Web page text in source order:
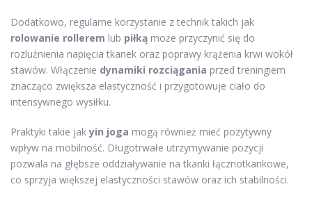
Dodatkowo, regularne korzystanie z technik takich jak
rolowanie rollerem lub piłką może przyczynić się do
rozluźnienia napięcia tkanek oraz poprawy krążenia krwi wokół
stawów. Włączenie dynamiki rozciągania przed treningiem
znacząco zwiększa elastyczność i przygotowuje ciało do
intensywnego wysiłku.
Praktyki takie jakyin joga mogą również mieć pozytywny
wpływ na mobilność. Długotrwałe utrzymywanie pozycji
pozwala na głębsze oddziaływanie na tkanki łącznotkankowe,
co sprzyja większej elastyczności stawów oraz ich stabilności.